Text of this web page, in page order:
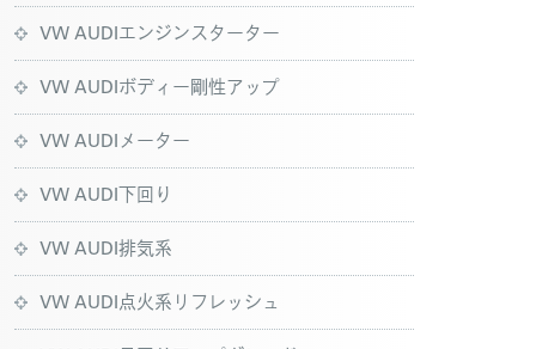
VW AUDIエンジンスターター
VW AUDIボディー剛性アップ
VW AUDIメーター
VW AUDI下回り
VW AUDI排気系
VW AUDI点火系リフレッシュ